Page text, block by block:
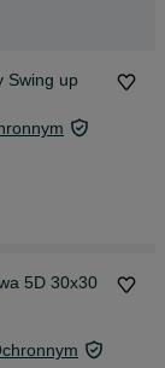
Swing up
5D 30x30